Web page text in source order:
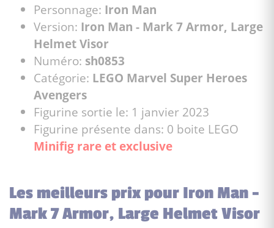
Personnage: Iron Man
Version: Iron Man - Mark 7 Armor, Large
Helmet Visor
Numéro: sh0853
Catégorie: LEGO Marvel Super Heroes
Avengers
Figurine sortie le: 1 janvier 2023
Figurine présente dans: 0 boite LEGO
Minifig rare et exclusive
Les meilleurs prix pour Iron Man -
Mark 7 Armor, Large Helmet Visor